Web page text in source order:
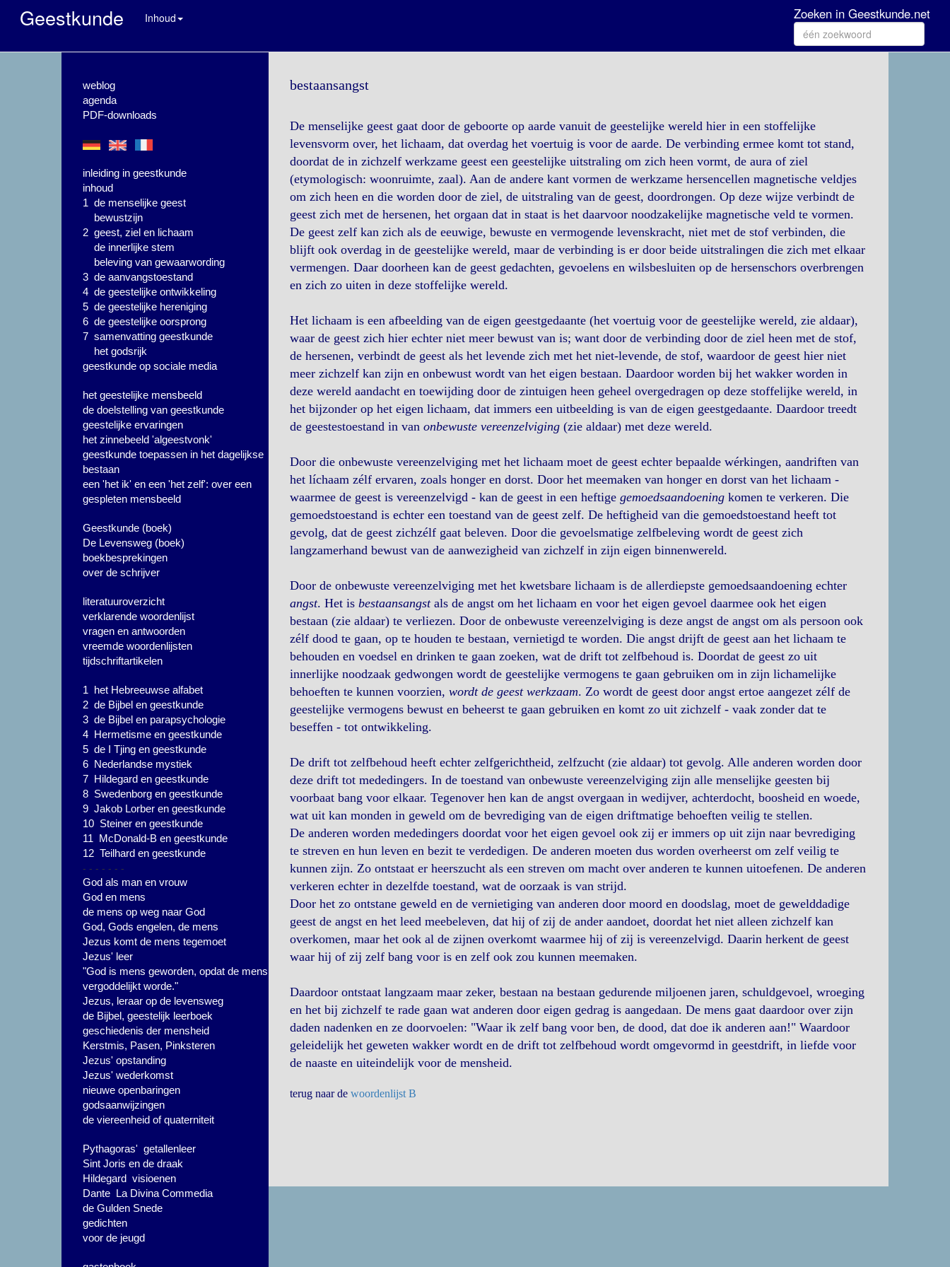
Geestkunde Inhoud Zoeken in Geestkunde.net
weblog
agenda
PDF-downloads
inleiding in geestkunde
inhoud
1 de menselijke geest
bewustzijn
2 geest, ziel en lichaam
de innerlijke stem
beleving van gewaarwording
3 de aanvangstoestand
4 de geestelijke ontwikkeling
5 de geestelijke hereniging
6 de geestelijke oorsprong
7 samenvatting geestkunde
het godsrijk
geestkunde op sociale media
het geestelijke mensbeeld
de doelstelling van geestkunde
geestelijke ervaringen
het zinnebeeld 'algeestvonk'
geestkunde toepassen in het dagelijkse
bestaan
een 'het ik' en een 'het zelf': over een
gespleten mensbeeld
Geestkunde (boek)
De Levensweg (boek)
boekbesprekingen
over de schrijver
literatuuroverzicht
verklarende woordenlijst
vragen en antwoorden
vreemde woordenlijsten
tijdschriftartikelen
1 het Hebreeuwse alfabet
2 de Bijbel en geestkunde
3 de Bijbel en parapsychologie
4 Hermetisme en geestkunde
5 de I Tjing en geestkunde
6 Nederlandse mystiek
7 Hildegard en geestkunde
8 Swedenborg en geestkunde
9 Jakob Lorber en geestkunde
10 Steiner en geestkunde
11 McDonald-B en geestkunde
12 Teilhard en geestkunde
- - - - - - -
God als man en vrouw
God en mens
de mens op weg naar God
God, Gods engelen, de mens
Jezus komt de mens tegemoet
Jezus' leer
"God is mens geworden, opdat de mens
vergoddelijkt worde."
Jezus, leraar op de levensweg
de Bijbel, geestelijk leerboek
geschiedenis der mensheid
Kerstmis, Pasen, Pinksteren
Jezus' opstanding
Jezus' wederkomst
nieuwe openbaringen
godsaanwijzingen
de viereenheid of quaterniteit
Pythagoras' getallenleer
Sint Joris en de draak
Hildegard visioenen
Dante La Divina Commedia
de Gulden Snede
gedichten
voor de jeugd
bestaansangst
De menselijke geest gaat door de geboorte op aarde vanuit de geestelijke wereld hier in een stoffelijke
levensvorm over, het lichaam, dat overdag het voertuig is voor de aarde. De verbinding ermee komt tot stand,
doordat de in zichzelf werkzame geest een geestelijke uitstraling om zich heen vormt, de aura of ziel
(etymologisch: woonruimte, zaal). Aan de andere kant vormen de werkzame hersencellen magnetische veldjes
om zich heen en die worden door de ziel, de uitstraling van de geest, doordrongen. Op deze wijze verbindt de
geest zich met de hersenen, het orgaan dat in staat is het daarvoor noodzakelijke magnetische veld te vormen.
De geest zelf kan zich als de eeuwige, bewuste en vermogende levenskracht, niet met de stof verbinden, die
blijft ook overdag in de geestelijke wereld, maar de verbinding is er door beide uitstralingen die zich met elkaar
vermengen. Daar doorheen kan de geest gedachten, gevoelens en wilsbesluiten op de hersenschors overbrengen
en zich zo uiten in deze stoffelijke wereld.
Het lichaam is een afbeelding van de eigen geestgedaante (het voertuig voor de geestelijke wereld, zie aldaar),
waar de geest zich hier echter niet meer bewust van is; want door de verbinding door de ziel heen met de stof,
de hersenen, verbindt de geest als het levende zich met het niet-levende, de stof, waardoor de geest hier niet
meer zichzelf kan zijn en onbewust wordt van het eigen bestaan. Daardoor worden bij het wakker worden in
deze wereld aandacht en toewijding door de zintuigen heen geheel overgedragen op deze stoffelijke wereld, in
het bijzonder op het eigen lichaam, dat immers een uitbeelding is van de eigen geestgedaante. Daardoor treedt
de geestestoestand in van onbewuste vereenzelviging(zie aldaar) met deze wereld.
Door die onbewuste vereenzelviging met het lichaam moet de geest echter bepaalde wérkingen, aandriften van
het líchaam zélf ervaren, zoals honger en dorst. Door het meemaken van honger en dorst van het lichaam -
waarmee de geest is vereenzelvigd - kan de geest in een heftige gemoedsaandoeningkomen te verkeren. Die
gemoedstoestand is echter een toestand van de geest zelf. De heftigheid van die gemoedstoestand heeft tot
gevolg, dat de geest zichzélf gaat beleven. Door die gevoelsmatige zelfbeleving wordt de geest zich
langzamerhand bewust van de aanwezigheid van zichzelf in zijn eigen binnenwereld.
Door de onbewuste vereenzelviging met het kwetsbare lichaam is de allerdiepste gemoedsaandoening echter
angst. Het is bestaansangstals de angst om het lichaam en voor het eigen gevoel daarmee ook het eigen
bestaan (zie aldaar) te verliezen. Door de onbewuste vereenzelviging is deze angst de angst om als persoon ook
zélf dood te gaan, op te houden te bestaan, vernietigd te worden. Die angst drijft de geest aan het lichaam te
behouden en voedsel en drinken te gaan zoeken, wat de drift tot zelfbehoud is. Doordat de geest zo uit
innerlijke noodzaak gedwongen wordt de geestelijke vermogens te gaan gebruiken om in zijn lichamelijke
behoeften te kunnen voorzien, wordt de geest werkzaam. Zo wordt de geest door angst ertoe aangezet zélf de
geestelijke vermogens bewust en beheerst te gaan gebruiken en komt zo uit zichzelf - vaak zonder dat te
beseffen - tot ontwikkeling.
De drift tot zelfbehoud heeft echter zelfgerichtheid, zelfzucht (zie aldaar) tot gevolg. Alle anderen worden door
deze drift tot mededingers. In de toestand van onbewuste vereenzelviging zijn alle menselijke geesten bij
voorbaat bang voor elkaar. Tegenover hen kan de angst overgaan in wedijver, achterdocht, boosheid en woede,
wat uit kan monden in geweld om de bevrediging van de eigen driftmatige behoeften veilig te stellen.
De anderen worden mededingers doordat voor het eigen gevoel ook zij er immers op uit zijn naar bevrediging
te streven en hun leven en bezit te verdedigen. De anderen moeten dus worden overheerst om zelf veilig te
kunnen zijn. Zo ontstaat er heerszucht als een streven om macht over anderen te kunnen uitoefenen. De anderen
verkeren echter in dezelfde toestand, wat de oorzaak is van strijd.
Door het zo ontstane geweld en de vernietiging van anderen door moord en doodslag, moet de gewelddadige
geest de angst en het leed meebeleven, dat hij of zij de ander aandoet, doordat het niet alleen zichzelf kan
overkomen, maar het ook al de zijnen overkomt waarmee hij of zij is vereenzelvigd. Daarin herkent de geest
waar hij of zij zelf bang voor is en zelf ook zou kunnen meemaken.
Daardoor ontstaat langzaam maar zeker, bestaan na bestaan gedurende miljoenen jaren, schuldgevoel, wroeging
en het bij zichzelf te rade gaan wat anderen door eigen gedrag is aangedaan. De mens gaat daardoor over zijn
daden nadenken en ze doorvoelen: "Waar ik zelf bang voor ben, de dood, dat doe ik anderen aan!" Waardoor
geleidelijk het geweten wakker wordt en de drift tot zelfbehoud wordt omgevormd in geestdrift, in liefde voor
de naaste en uiteindelijk voor de mensheid.
terug naar de woordenlijst B